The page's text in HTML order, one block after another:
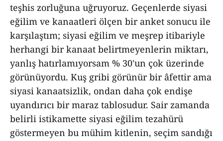
teşhis zorluğuna uğruyoruz. Geçenlerde siyasi
eğilim ve kanaatleri ölçen bir anket sonucu ile
karşılaştım; siyasi eğilim ve meşrep itibariyle
herhangi bir kanaat belirtmeyenlerin miktarı,
yanlış hatırlamıyorsam % 30'un çok üzerinde
görünüyordu. Kuş gribi görünür bir âfettir ama
siyasi kanaatsizlik, ondan daha çok endişe
uyandırıcı bir maraz tablosudur. Sair zamanda
belirli istikamette siyasi eğilim tezahürü
göstermeyen bu mühim kitlenin, seçim sandığı